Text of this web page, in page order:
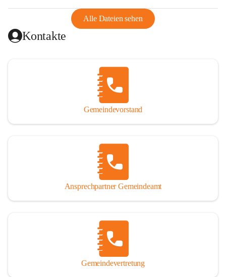
Alle Dateien sehen
Kontakte
Gemeindevorstand
Ansprechpartner Gemeindeamt
Gemeindevertretung